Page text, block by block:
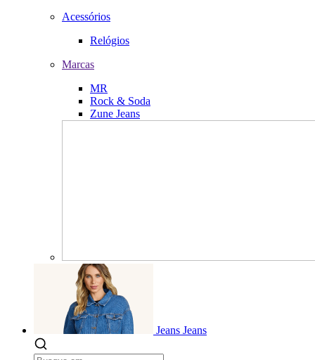
Acessórios
Relógios
Marcas
MR
Rock & Soda
Zune Jeans
Jeans Jeans